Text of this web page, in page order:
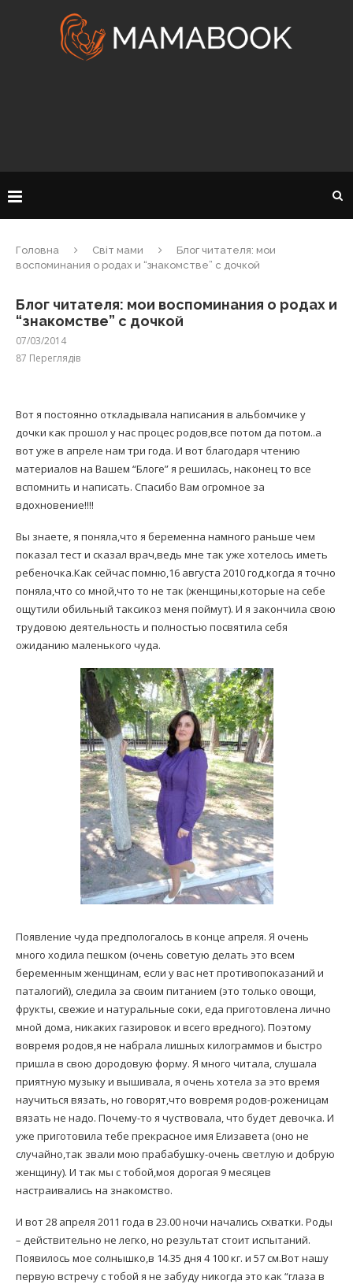
Головна Світ мами
Блог читателя: мои
воспоминания о родах и “знакомстве” с дочкой
Блог читателя: мои воспоминания о родах и
“знакомстве” с дочкой
07/03/2014
87 Переглядів
Вот я постоянно откладывала написания в альбомчике у
дочки как прошол у нас процес родов,все потом да потом..а
вот уже в апреле нам три года. И вот благодаря чтению
материалов на Вашем “Блоге” я решилась, наконец то все
вспомнить и написать. Спасибо Вам огромное за
вдохновение!!!!
Вы знаете, я поняла,что я беременна намного раньше чем
показал тест и сказал врач,ведь мне так уже хотелось иметь
ребеночка.Как сейчас помню,16 августа 2010 год,когда я точно
поняла,что со мной,что то не так (женщины,которые на себе
ощутили обильный таксикоз меня поймут). И я закончила свою
трудовою деятельность и полностью посвятила себя
ожиданию маленького чуда.
Появление чуда предпологалось в конце апреля. Я очень
много ходила пешком (очень советую делать это всем
беременным женщинам, если у вас нет противопоказаний и
паталогий), следила за своим питанием (это только овощи,
фрукты, свежие и натуральные соки, еда приготовлена лично
мной дома, никаких газировок и всего вредного). Поэтому
вовремя родов,я не набрала лишных килограммов и быстро
пришла в свою дородовую форму. Я много читала, слушала
приятную музыку и вышивала, я очень хотела за это время
научиться вязать, но говорят,что вовремя родов-роженицам
вязать не надо. Почему-то я чуствовала, что будет девочка. И
уже приготовила тебе прекрасное имя Елизавета (оно не
случайно,так звали мою прабабушку-очень светлую и добрую
женщину). И так мы с тобой,моя дорогая 9 месяцев
настраивались на знакомство.
И вот 28 апреля 2011 года в 23.00 ночи начались схватки. Роды
– действительно не легко, но результат стоит испытаний.
Появилось мое солнышко,в 14.35 дня 4 100 кг. и 57 см.Вот нашу
первую встречу с тобой я не забуду никогда это как “глаза в